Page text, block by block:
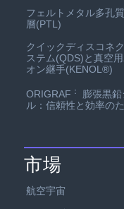
フェルトメタル多孔
層(PTL)
クイックディスコネ
ステム(QDS)と真空用
オン継手(KENOL®)
ORIGRAF ：
膨張黒鉛
ル：信頼性と効率の
市場
航空宇宙